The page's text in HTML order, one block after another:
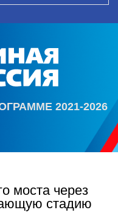
2021-2026
моста через
стадию